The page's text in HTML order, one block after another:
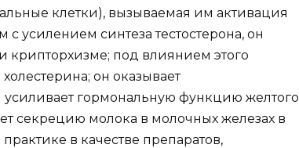
клетки), вызываемая им активация
усилением синтеза тестостерона, он
крипторхизме; под влиянием этого
он оказывает
гормональную функцию желтого
секрецию молока в молочных железах в
в качестве препаратов,